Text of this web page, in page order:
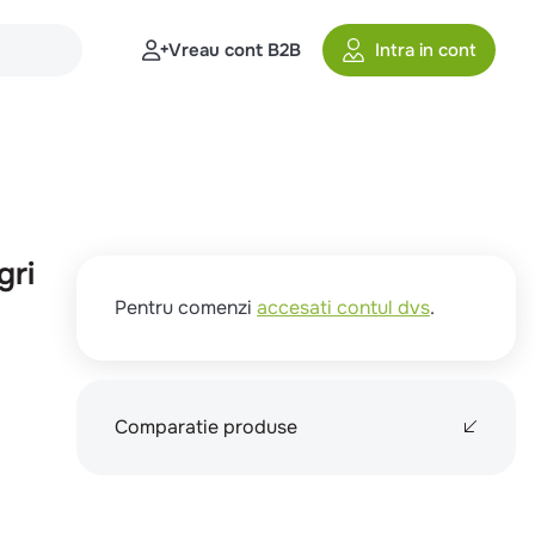
Vreau cont B2B Intra in cont
Pentru comenzi accesati contul dvs.
Comparatie produse